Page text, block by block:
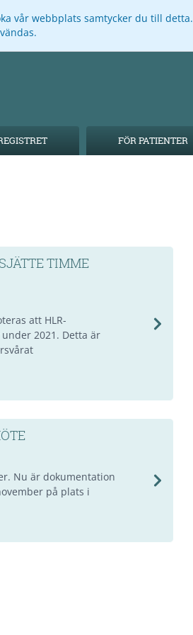
vår webbplats samtycker du till detta.
FÖR PATIENTER
TIMME
att HLR-
2021. Detta är
Nu är dokumentation
på plats i